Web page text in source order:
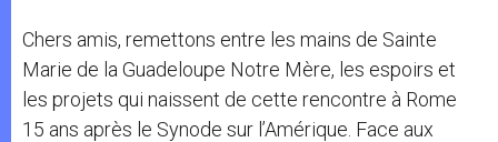
Chers amis, remettons entre les mains de Sainte
Marie de la Guadeloupe Notre Mère, les espoirs et
les projets qui naissent de cette rencontre à Rome
15 ans après le Synode sur l’Amérique. Face aux